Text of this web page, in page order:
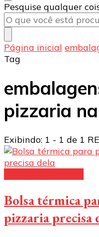
Procurando
algo?
Pesquise qualquer
Página inicial
Tag
pizzaria
Exibindo: 1 - 1 de 1
Bolsa térmica
pizzaria precisa